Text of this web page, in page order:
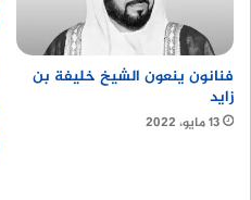
فنانون ينعون الشيخ خليفة بن
زايد
13 مايو، 2022